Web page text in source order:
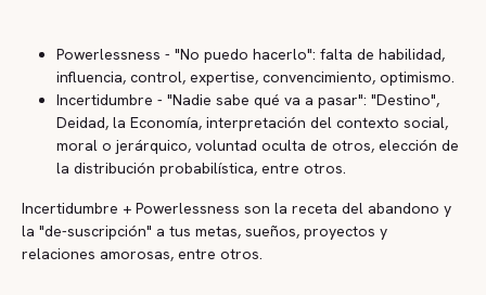
Powerlessness - "No puedo hacerlo": falta de habilidad,
influencia, control, expertise, convencimiento, optimismo.
Incertidumbre - "Nadie sabe qué va a pasar": "Destino",
Deidad, la Economía, interpretación del contexto social,
moral o jerárquico, voluntad oculta de otros, elección de
la distribución probabilística, entre otros.
Incertidumbre + Powerlessness son la receta del abandono y
la "de-suscripción" a tus metas, sueños, proyectos y
relaciones amorosas, entre otros.